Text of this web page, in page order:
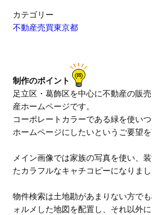
カテゴリー
不動産売買東京都
制作のポイント
足立区・葛飾区を中心に不動産の販
産ホームページです。
コーポレートカラーである緑を使い
ホームページにしたいというご要望を
メイン画像では家族の写真を使い、
たカラフルなキャチコピーになりまし
物件検索は土地勘があまりない方で
ォルメした地図を配置し、それ以外